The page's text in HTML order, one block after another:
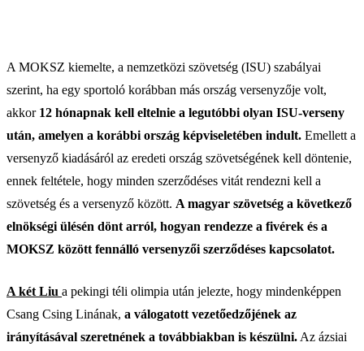
A MOKSZ kiemelte, a nemzetközi szövetség (ISU) szabályai
szerint, ha egy sportoló korábban más ország versenyzője volt,
akkor12 hónapnak kell eltelnie a legutóbbi olyan ISU-verseny
után, amelyen a korábbi ország képviseletében indult. Emellett a
versenyző kiadásáról az eredeti ország szövetségének kell döntenie,
ennek feltétele, hogy minden szerződéses vitát rendezni kell a
szövetség és a versenyző között. A magyar szövetség a következő
elnökségi ülésén dönt arról, hogyan rendezze a fivérek és a
MOKSZ között fennálló versenyzői szerződéses kapcsolatot.
A két Liu a pekingi téli olimpia után jelezte, hogy mindenképpen
Csang Csing Linának, a válogatott vezetőedzőjének az
irányításával szeretnének a továbbiakban is készülni. Az ázsiai